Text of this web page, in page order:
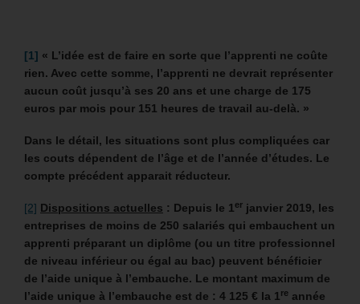
[1] « L’idée est de faire en sorte que l’apprenti ne coûte
rien. Avec cette somme, l’apprenti ne devrait représenter
aucun coût jusqu’à ses 20 ans et une charge de 175
euros par mois pour 151 heures de travail au-delà. »
Dans le détail, les situations sont plus compliquées car
les couts dépendent de l’âge et de l’année d’études. Le
compte précédent apparait réducteur.
[2] Dispositions actuelles : Depuis le 1 er janvier 2019, les
entreprises de moins de 250 salariés qui embauchent un
apprenti préparant un diplôme (ou un titre professionnel
de niveau inférieur ou égal au bac) peuvent bénéficier
de l’aide unique à l’embauche. Le montant maximum de
l’aide unique à l’embauche est de : 4 125 € la 1 re année